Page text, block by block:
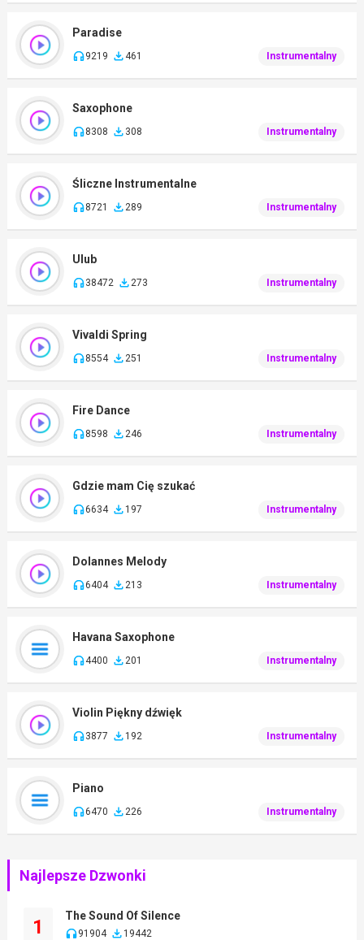
Paradise
9219 461 Instrumentalny
Saxophone
8308 308 Instrumentalny
Śliczne Instrumentalne
8721 289 Instrumentalny
Ulub
38472 273 Instrumentalny
Vivaldi Spring
8554 251 Instrumentalny
Fire Dance
8598 246 Instrumentalny
Gdzie mam Cię szukać
6634 197 Instrumentalny
Dolannes Melody
6404 213 Instrumentalny
Havana Saxophone
4400 201 Instrumentalny
Violin Piękny dźwięk
3877 192 Instrumentalny
Piano
6470 226 Instrumentalny
Najlepsze Dzwonki
1
The Sound Of Silence
91904 19442